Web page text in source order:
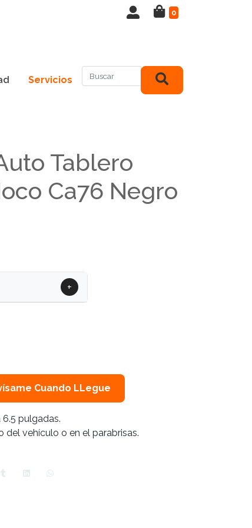
0
Servicios
Tablero
Ca76 Negro
+
Cuando LLegue
pulgadas.
del vehículo o en el parabrisas.